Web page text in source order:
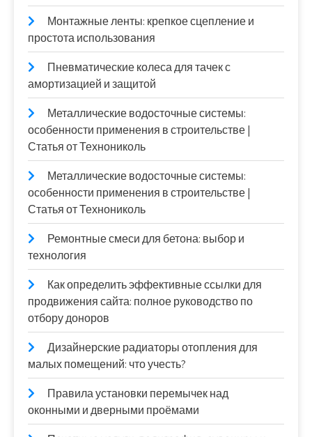
Монтажные ленты: крепкое сцепление и
простота использования
Пневматические колеса для тачек с
амортизацией и защитой
Металлические водосточные системы:
особенности применения в строительстве |
Статья от Технониколь
Металлические водосточные системы:
особенности применения в строительстве |
Статья от Технониколь
Ремонтные смеси для бетона: выбор и
технология
Как определить эффективные ссылки для
продвижения сайта: полное руководство по
отбору доноров
Дизайнерские радиаторы отопления для
малых помещений: что учесть?
Правила установки перемычек над
оконными и дверными проёмами